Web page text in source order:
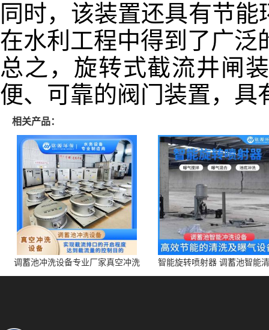
同时，该装置还具有节
在水利工程中得到了广泛
总之，旋转式截流井闸
便、可靠的阀门装置，具
相关产品：
调蓄池冲洗设备专业厂家真空冲洗
装置厂家青岛铭源环保减少堵塞设
智能旋转喷射器 调蓄池智能
点对点面对面旋转清洗